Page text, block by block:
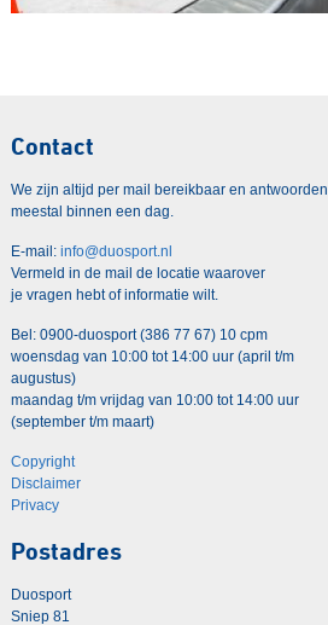
Contact
We zijn altijd per mail bereikbaar en antwoorden
meestal binnen een dag.
E-mail: info@duosport.nl
Vermeld in de mail de locatie waarover
je vragen hebt of informatie wilt.
Bel: 0900-duosport (386 77 67) 10 cpm
woensdag van 10:00 tot 14:00 uur (april t/m
augustus)
maandag t/m vrijdag van 10:00 tot 14:00 uur
(september t/m maart)
Copyright
Disclaimer
Privacy
Postadres
Duosport
Sniep 81